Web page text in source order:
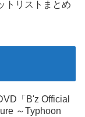
トリストまとめ
「B'z Official
～Typhoon